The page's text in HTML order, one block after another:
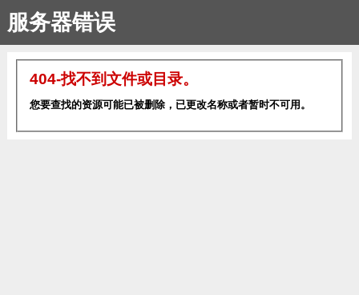
服务器错误
404-找不到文件或目录。
您要查找的资源可能已被删除，已更改名称或者暂时不可用。